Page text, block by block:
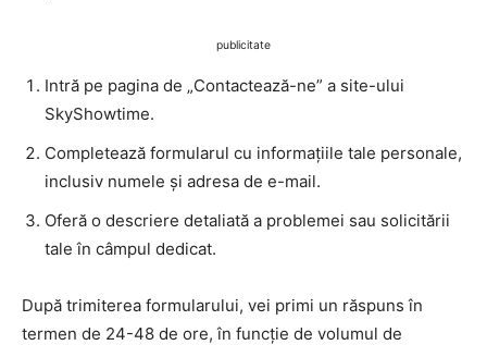
publicitate
Intră pe pagina de „Contactează-ne” a site-ului
SkyShowtime.
Completează formularul cu informațiile tale personale,
inclusiv numele și adresa de e-mail.
Oferă o descriere detaliată a problemei sau solicitării
tale în câmpul dedicat.
După trimiterea formularului, vei primi un răspuns în
termen de 24-48 de ore, în funcție de volumul de